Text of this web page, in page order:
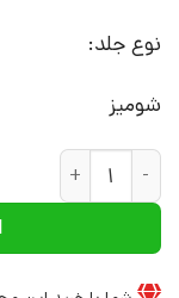
نوع جلد:
شومیز
کتاب جنسیت و صلح